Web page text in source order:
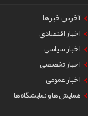
آخرین خبرها
اخبار اقتصادی
اخبار سیاسی
اخبار تخصصی
اخبار عمومی
همایش ها و نمایشگاه ها